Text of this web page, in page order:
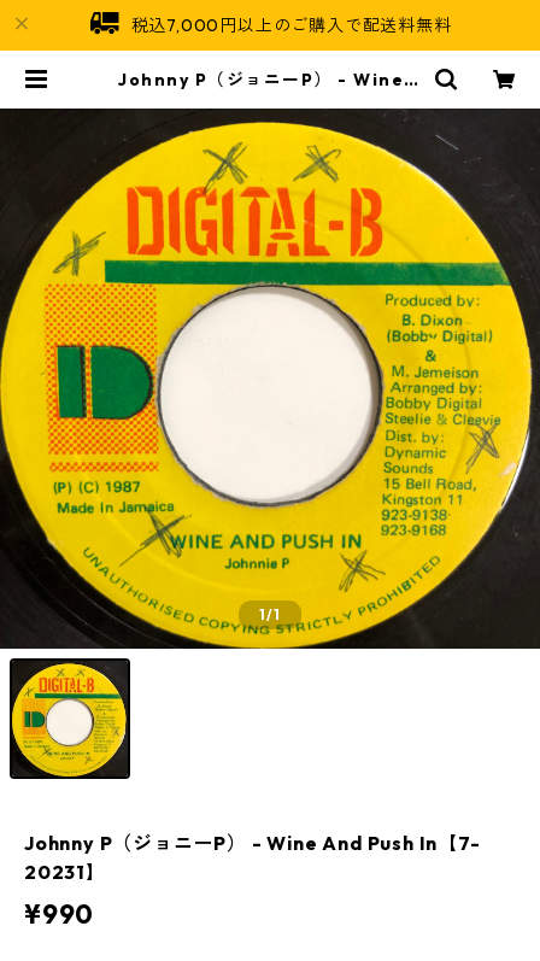
税込7,000円以上のご購入で配送料無料
Johnny P（ジョニーP） - Wine A
can Soul
1/1
Johnny P（ジョニーP） - Wine And Push In【7-
20231】
¥990